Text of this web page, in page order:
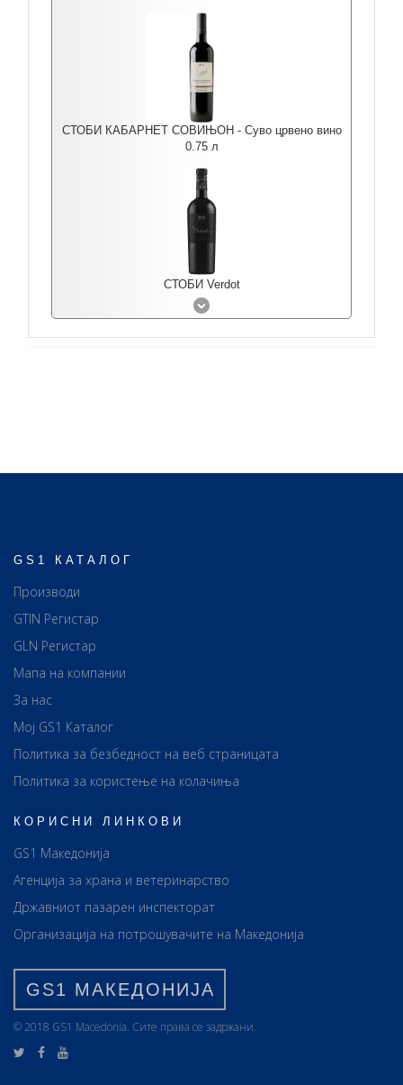
СТОБИ КАБАРНЕТ СОВИЊОН - Суво црвено вино
0.75 л
СТОБИ Verdot
GS1 КАТАЛОГ
Производи
GTIN Регистар
GLN Регистар
Мапа на компании
За нас
Мој GS1 Каталог
Политика за безбедност на веб страницата
Политика за користење на колачиња
КОРИСНИ ЛИНКОВИ
GS1 Македонија
Агенција за храна и ветеринарство
Државниот пазарен инспекторат
Организација на потрошувачите на Македонија
GS1 МАКЕДОНИЈА
© 2018 GS1 Маcedonia. Сите права се задржани.